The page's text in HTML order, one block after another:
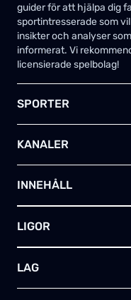
guider för att hjälpa dig
sportintresserade som
insikter och analyser
informerat. Vi
licensierade spelbolag!
SPORTER
Ishockey
Amerikansk fotboll
Basket
Bandy
Friidrott
KANALER
TV4 Play Sport Total
Kanal 5
HBO Max (SE)
INNEHÅLL
Kontakta oss
Annonsera
Skapa egen TV-tablå
LIGOR
Championship
FA-cupen
LAG